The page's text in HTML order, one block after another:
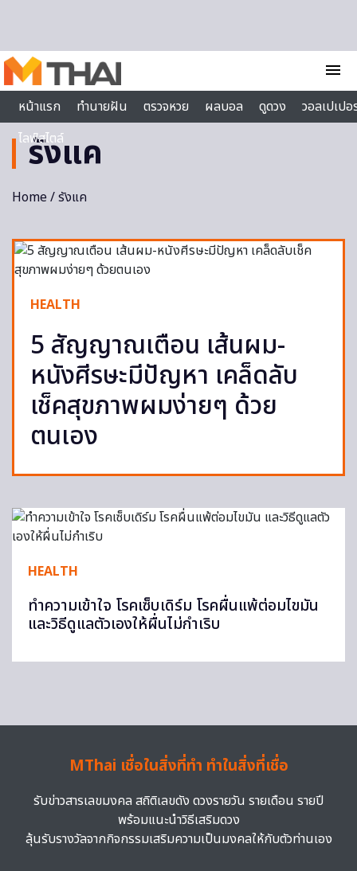
menu
หน้าแรก
ทำนายฝัน ตรวจหวย ผลบอล ดูดวง
วอลเปเป
ไลฟ์สไตล์
รังแค
Home/ รังแค
HEALTH
5 สัญญาณเตือน เส้นผม-
หนังศีรษะมีปัญหา เคล็ดลับ
เช็คสุขภาพผมง่ายๆ ด้วย
ตนเอง
HEALTH
ทำความเข้าใจ โรคเซ็บเดิร์ม โรคผื่นแพ้ต่อมไขมัน
และวิธีดูแลตัวเองให้ผื่นไม่กำเริบ
MThai เชื่อในสิ่งที่ทำ ทำในสิ่งที่เชื่อ
รับข่าวสารเลขมงคล สถิติเลขดัง ดวงรายวัน รายเดือน รายปี
พร้อมแนะนำวิธีเสริมดวง
ลุ้นรับรางวัลจากกิจกรรมเสริมความเป็นมงคลให้กับตัวท่านเอง